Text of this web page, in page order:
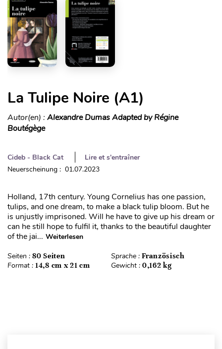
La Tulipe Noire (A1)
Autor(en) : Alexandre Dumas Adapted by Régine
Boutégège
Cideb - Black Cat
Lire et s'entraîner
Neuerscheinung : 01.07.2023
Holland, 17th century. Young Cornelius has one passion,
tulips, and one dream, to make a black tulip bloom. But he
is unjustly imprisoned. Will he have to give up his dream or
can he still hope to fulfil it, thanks to the beautiful daughter
of the jai... Weiterlesen
Seiten : 80 Seiten Sprache : Französisch
Format : 14,8 cm x 21 cm Gewicht : 0,162 kg